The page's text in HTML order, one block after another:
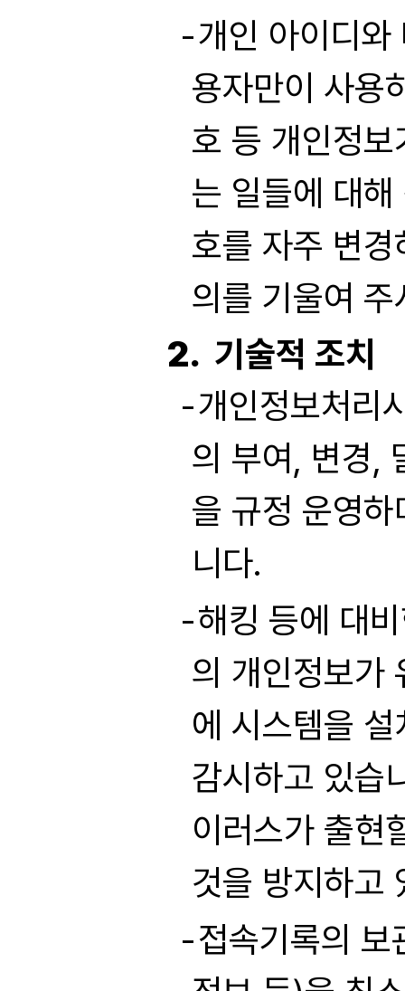
개인 아이디
용자만이 사용
호 등 개인정
는 일들에 대
호를 자주 변
의를 기울여
기술적 조치
개인정보처리
의 부여, 변경,
을 규정 운영
니다.
해킹 등에 대
의 개인정보가
에 시스템을
감시하고 있습
이러스가 출현
것을 방지하고
접속기록의